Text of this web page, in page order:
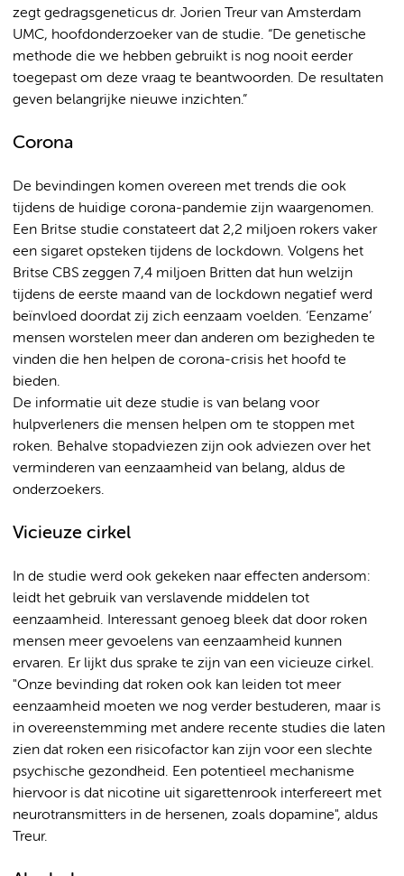
zegt gedragsgeneticus dr. Jorien Treur van Amsterdam
UMC, hoofdonderzoeker van de studie. “De genetische
methode die we hebben gebruikt is nog nooit eerder
toegepast om deze vraag te beantwoorden. De resultaten
geven belangrijke nieuwe inzichten.”
Corona
De bevindingen komen overeen met trends die ook
tijdens de huidige corona-pandemie zijn waargenomen.
Een Britse studie constateert dat 2,2 miljoen rokers vaker
een sigaret opsteken tijdens de lockdown. Volgens het
Britse CBS zeggen 7,4 miljoen Britten dat hun welzijn
tijdens de eerste maand van de lockdown negatief werd
beïnvloed doordat zij zich eenzaam voelden. ‘Eenzame’
mensen worstelen meer dan anderen om bezigheden te
vinden die hen helpen de corona-crisis het hoofd te
bieden.
De informatie uit deze studie is van belang voor
hulpverleners die mensen helpen om te stoppen met
roken. Behalve stopadviezen zijn ook adviezen over het
verminderen van eenzaamheid van belang, aldus de
onderzoekers.
Vicieuze cirkel
In de studie werd ook gekeken naar effecten andersom:
leidt het gebruik van verslavende middelen tot
eenzaamheid. Interessant genoeg bleek dat door roken
mensen meer gevoelens van eenzaamheid kunnen
ervaren. Er lijkt dus sprake te zijn van een vicieuze cirkel.
"Onze bevinding dat roken ook kan leiden tot meer
eenzaamheid moeten we nog verder bestuderen, maar is
in overeenstemming met andere recente studies die laten
zien dat roken een risicofactor kan zijn voor een slechte
psychische gezondheid. Een potentieel mechanisme
hiervoor is dat nicotine uit sigarettenrook interfereert met
neurotransmitters in de hersenen, zoals dopamine", aldus
Treur.